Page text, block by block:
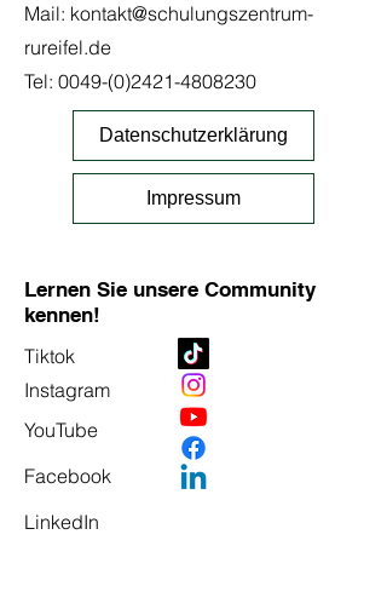
Mail: kontakt@schulungszentrum-
rureifel.de
Tel: 0049-(0)2421-4808230
Datenschutzerklärung
Impressum
Lernen Sie unsere Community
kennen!
Tiktok
Instagram
YouTube
Facebook
LinkedIn